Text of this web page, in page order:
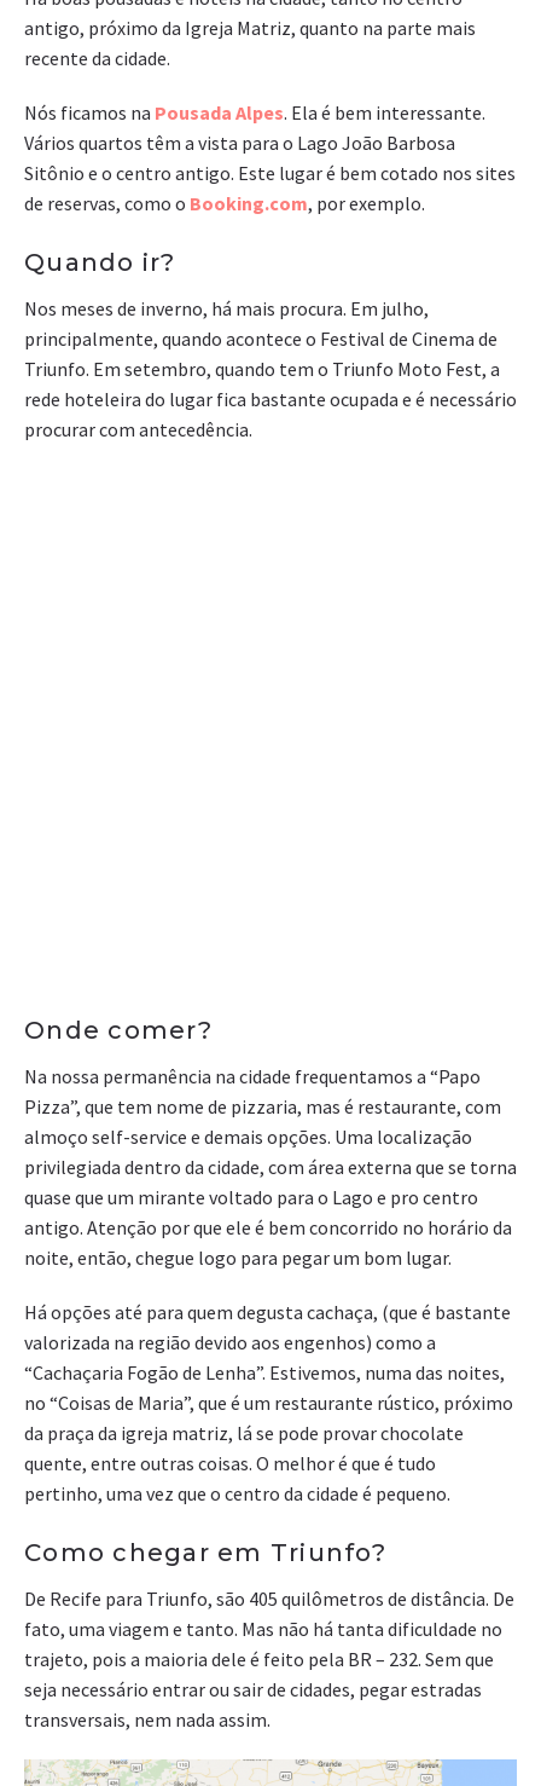
antigo, próximo da Igreja Matriz, quanto na parte mais
recente da cidade.
Nós ficamos na Pousada Alpes. Ela é bem interessante.
Vários quartos têm a vista para o Lago João Barbosa
Sitônio e o centro antigo. Este lugar é bem cotado nos sites
de reservas, como o Booking.com, por exemplo.
Quando ir?
Nos meses de inverno, há mais procura. Em julho,
principalmente, quando acontece o Festival de Cinema de
Triunfo. Em setembro, quando tem o Triunfo Moto Fest, a
rede hoteleira do lugar fica bastante ocupada e é necessário
procurar com antecedência.
Onde comer?
Na nossa permanência na cidade frequentamos a “Papo
Pizza”, que tem nome de pizzaria, mas é restaurante, com
almoço self-service e demais opções. Uma localização
privilegiada dentro da cidade, com área externa que se torna
quase que um mirante voltado para o Lago e pro centro
antigo. Atenção por que ele é bem concorrido no horário da
noite, então, chegue logo para pegar um bom lugar.
Há opções até para quem degusta cachaça, (que é bastante
valorizada na região devido aos engenhos) como a
“Cachaçaria Fogão de Lenha”. Estivemos, numa das noites,
no “Coisas de Maria”, que é um restaurante rústico, próximo
da praça da igreja matriz, lá se pode provar chocolate
quente, entre outras coisas. O melhor é que é tudo
pertinho, uma vez que o centro da cidade é pequeno.
Como chegar em Triunfo?
De Recife para Triunfo, são 405 quilômetros de distância. De
fato, uma viagem e tanto. Mas não há tanta dificuldade no
trajeto, pois a maioria dele é feito pela BR – 232. Sem que
seja necessário entrar ou sair de cidades, pegar estradas
transversais, nem nada assim.